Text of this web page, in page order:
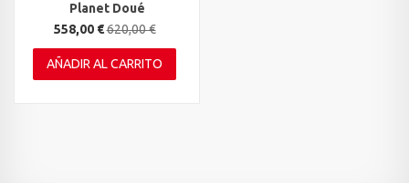
Planet Doué
558,00 €620,00 €
AÑADIR AL CARRITO